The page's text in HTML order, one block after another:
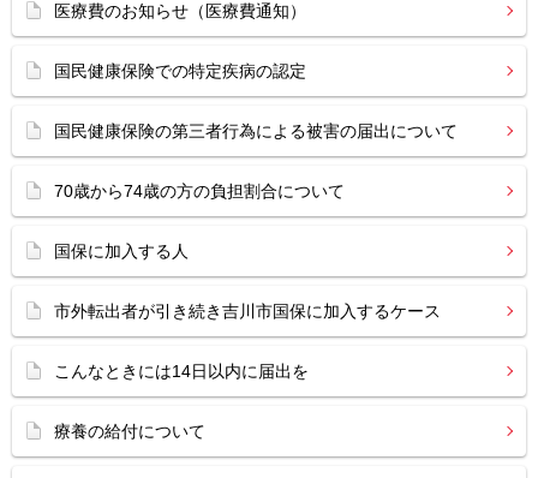
医療費のお知らせ（医療費通知）
国民健康保険での特定疾病の認定
国民健康保険の第三者行為による被害の届出について
70歳から74歳の方の負担割合について
国保に加入する人
市外転出者が引き続き吉川市国保に加入するケース
こんなときには14日以内に届出を
療養の給付について